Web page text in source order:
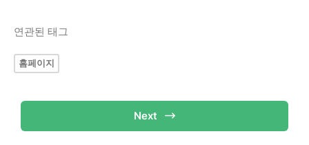
연관된 태그
홈페이지
Next